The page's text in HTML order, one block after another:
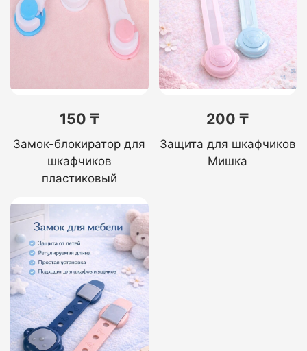
150 ₸
Замок-блокиратор для
шкафчиков
пластиковый
200 ₸
Защита для шкафчиков
Мишка